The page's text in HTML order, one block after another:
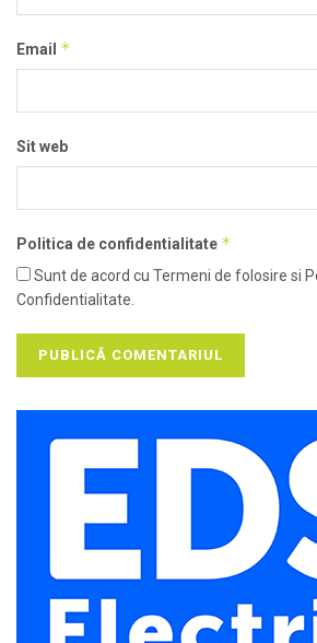
Email *
Sit web
Politica de confidentialitate *
Sunt de acord cu Termeni de folosire si
Confidentialitate.